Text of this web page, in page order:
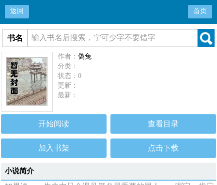
返回 首页
书名
作者：偽兔
分类：
状态：0
更新：
最新：
开始阅读 查看目录
加入书架 点击下载
小说简介